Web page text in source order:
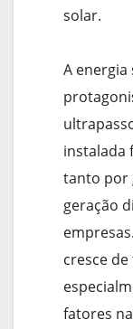
solar.
A
instalada
tanto por
geração
cresce
fatores